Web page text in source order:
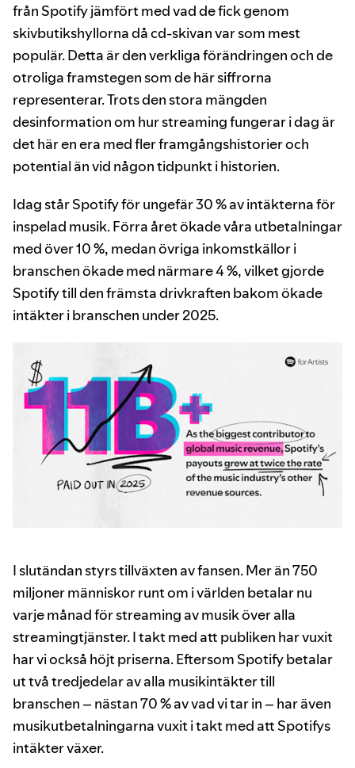
från Spotify jämfört med vad de fick genom
skivbutikshyllorna då cd-skivan var som mest
populär. Detta är den verkliga förändringen och de
otroliga framstegen som de här siffrorna
representerar. Trots den stora mängden
desinformation om hur streaming fungerar i dag är
det här en era med fler framgångshistorier och
potential än vid någon tidpunkt i historien.
Idag står Spotify för ungefär 30 % av intäkterna för
inspelad musik. Förra året ökade våra utbetalningar
med över 10 %, medan övriga inkomstkällor i
branschen ökade med närmare 4 %, vilket gjorde
Spotify till den främsta drivkraften bakom ökade
intäkter i branschen under 2025.
I slutändan styrs tillväxten av fansen. Mer än 750
miljoner människor runt om i världen betalar nu
varje månad för streaming av musik över alla
streamingtjänster. I takt med att publiken har vuxit
har vi också höjt priserna. Eftersom Spotify betalar
ut två tredjedelar av alla musikintäkter till
branschen – nästan 70 % av vad vi tar in – har även
musikutbetalningarna vuxit i takt med att Spotifys
intäkter växer.